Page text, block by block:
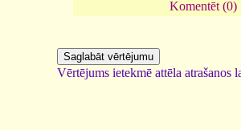
Komentēt (0)
Vērtējums ietekmē attēla atrašanos